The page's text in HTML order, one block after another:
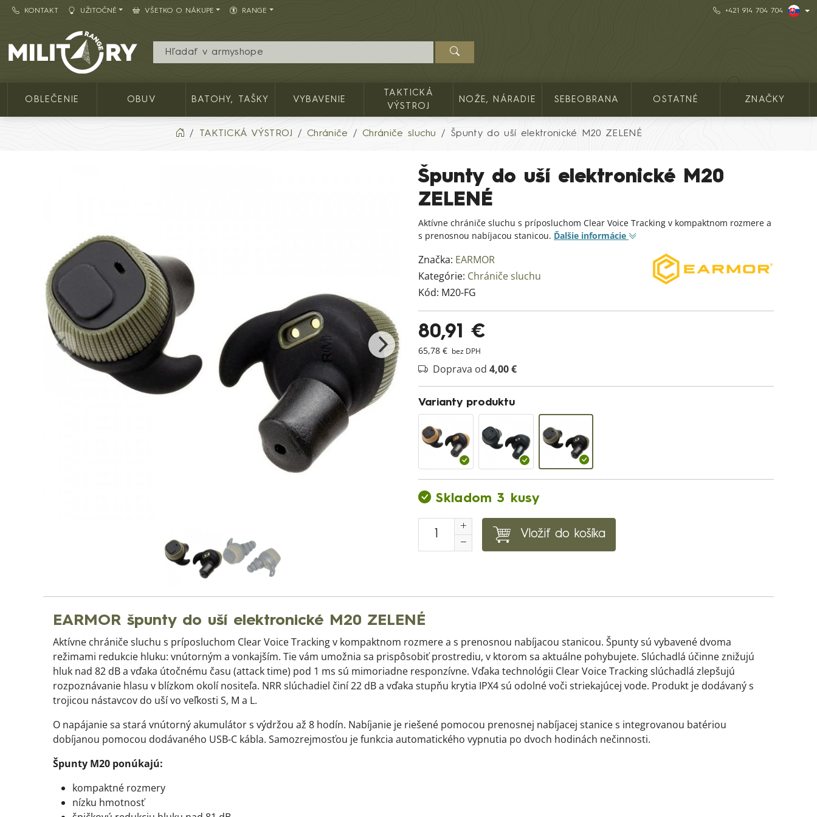
KONTAKT UŽITOČNÉ VŠETKO O NÁKUPE RANGE +421 914 704 704
Army shop MILITARY RANGE SK
OBLEČENIE OBUV BATOHY, TAŠKY VYBAVENIE
TAKTICKÁ
VÝSTROJ
NOŽE, NÁRADIE SEBEOBRANA OSTATNÉ ZNAČKY
TAKTICKÁ VÝSTROJ Chrániče Chrániče sluchu Špunty do uší elektronické M20 ZELENÉ
Špunty do uší elektronické M20
ZELENÉ
Aktívne chrániče sluchu s príposluchom Clear Voice Tracking v kompaktnom rozmere a
s prenosnou nabíjacou stanicou. Ďalšie informácie
Značka: EARMOR
Kategórie: Chrániče sluchu
Kód: M20-FG
80,91 €
65,78 € bez DPH
Doprava od 4,00 €
Varianty produktu
Skladom 3 kusy
Vložiť do košíka
EARMOR špunty do uší elektronické M20 ZELENÉ
Aktívne chrániče sluchu s príposluchom Clear Voice Tracking v kompaktnom rozmere a s prenosnou nabíjacou stanicou. Špunty sú vybavené dvoma
režimami redukcie hluku: vnútorným a vonkajším. Tie vám umožnia sa prispôsobiť prostrediu, v ktorom sa aktuálne pohybujete. Slúchadlá účinne znižujú
hluk nad 82 dB a vďaka útočnému času (attack time) pod 1 ms sú mimoriadne responzívne. Vďaka technológii Clear Voice Tracking slúchadlá zlepšujú
rozpoznávanie hlasu v blízkom okolí nositeľa. NRR slúchadiel činí 22 dB a vďaka stupňu krytia IPX4 sú odolné voči striekajúcej vode. Produkt je dodávaný s
trojicou nástavcov do uší vo veľkosti S, M a L.
O napájanie sa stará vnútorný akumulátor s výdržou až 8 hodín. Nabíjanie je riešené pomocou prenosnej nabíjacej stanice s integrovanou batériou
dobíjanou pomocou dodávaného USB-C kábla. Samozrejmosťou je funkcia automatického vypnutia po dvoch hodinách nečinnosti.
Špunty M20 ponúkajú:
kompaktné rozmery
nízku hmotnosť